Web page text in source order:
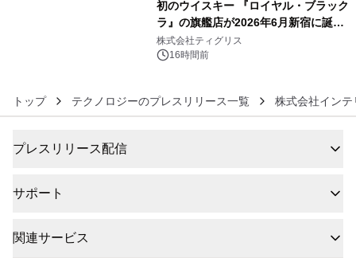
初のウイスキー 『ロイヤル・ブラック
ラ』の旗艦店が2026年6月新宿に誕
生 バカルディ ジャパンと連携した
没入型バー「BAR Arca」
株式会社ティグリス
16時間前
トップ テクノロジーのプレスリリース一覧 株式会社イン
プレスリリース配信
サポート
関連サービス